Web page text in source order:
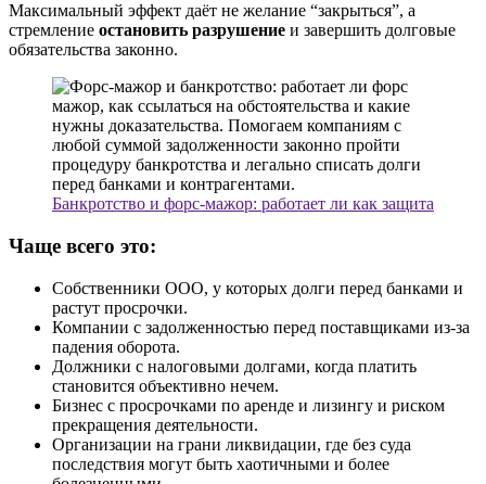
Максимальный эффект даёт не желание “закрыться”, а
стремление остановить разрушение и завершить долговые
обязательства законно.
Банкротство и форс-мажор: работает ли как защита
Чаще всего это:
Собственники ООО, у которых долги перед банками и
растут просрочки.
Компании с задолженностью перед поставщиками из‑за
падения оборота.
Должники с налоговыми долгами, когда платить
становится объективно нечем.
Бизнес с просрочками по аренде и лизингу и риском
прекращения деятельности.
Организации на грани ликвидации, где без суда
последствия могут быть хаотичными и более